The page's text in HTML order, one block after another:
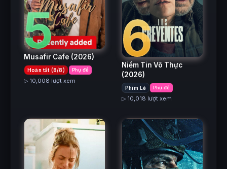
5
Musafir Cafe (2026)
Hoàn tất (8/8) Phụ đề
▷ 10,008 lượt xem
6
Niềm Tin Vô Thực
(2026)
Phim Lẻ Phụ đề
▷ 10,018 lượt xem